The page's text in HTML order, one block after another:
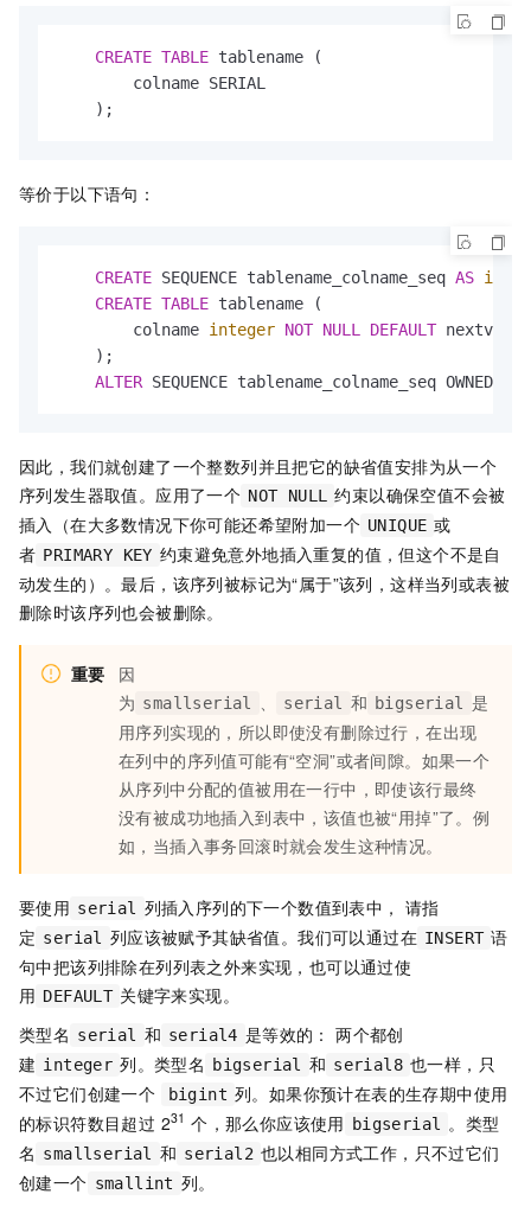
CREATE TABLE tablename (
        colname SERIAL
    );
等价于以下语句：
CREATE SEQUENCE tablename_colname_seq AS
CREATE TABLE tablename (
        colname
integer NOT NULL DEFAULT nextval(
    );
ALTER SEQUENCE tablename_colname_seq OWNED
因此，我们就创建了一个整数列并且把它的缺省值安排为从一个
序列发生器取值。应用了一个 NOT NULL
约束以确保空值不会被
插入（在大多数情况下你可能还希望附加一个 UNIQUE 或
者 PRIMARY KEY 约束避免意外地插入重复的值，但这个不是自
动发生的）。最后，该序列被标记为“属于”该列，这样当列或表被
删除时该序列也会被删除。
重要
因
为 smallserial serial 和 bigserial
是
用序列实现的，所以即使没有删除过行，在出现
在列中的序列值可能有“空洞”或者间隙。如果一个
从序列中分配的值被用在一行中，即使该行最终
没有被成功地插入到表中，该值也被“用掉”了。例
如，当插入事务回滚时就会发生这种情况。
要使用 serial
列插入序列的下一个数值到表中， 请指
定 serial 列应该被赋予其缺省值。我们可以通过在 INSERT 语
句中把该列排除在列列表之外来实现，也可以通过使
用 DEFAULT 关键字来实现。
类型名 serial 和 serial4 是等效的： 两个都创
建 integer 列。类型名 bigserial 和 serial8 也一样，只
不过它们创建一个
bigint 列。如果你预计在表的生存期中使用
的标识符数目超过 231 个，那么你应该使用 bigserial
。类型
名 smallserial 和 serial2 也以相同方式工作，只不过它们
创建一个 smallint 列。